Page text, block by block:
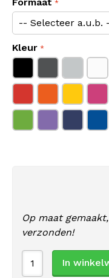
Kleur
Op maat
verzonden!
In